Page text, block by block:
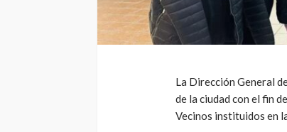
La Dirección General
de la ciudad con el fin
Vecinos instituidos en